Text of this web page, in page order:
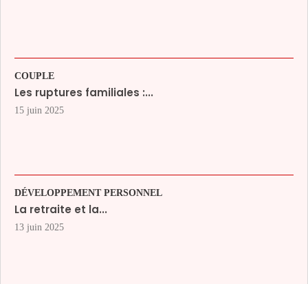
COUPLE
Les ruptures familiales :...
15 juin 2025
DÉVELOPPEMENT PERSONNEL
La retraite et la...
13 juin 2025